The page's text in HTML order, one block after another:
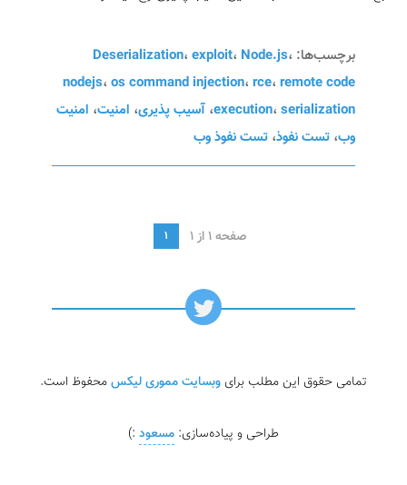
برچسب‌ها: Deserialization،exploit، Node.js،
nodejs،os command injection،rce،remote code
execution،serialization ، آسیب پذیری، امنیت، امنیت
وب، تست نفوذ، تست نفوذ وب
صفحه 1 از 1 1
تمامی حقوق این مطلب برای وبسایت مموری لیکسمحفوظ است.
طراحی و پیاده‌سازی: مسعود :)